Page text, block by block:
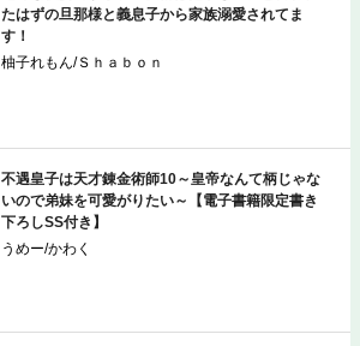
たはずの旦那様と義息子から家族溺愛されてま
す！
柚子れもん/Ｓｈａｂｏｎ
不遇皇子は天才錬金術師10～皇帝なんて柄じゃな
いので弟妹を可愛がりたい～【電子書籍限定書き
下ろしSS付き】
うめー/かわく